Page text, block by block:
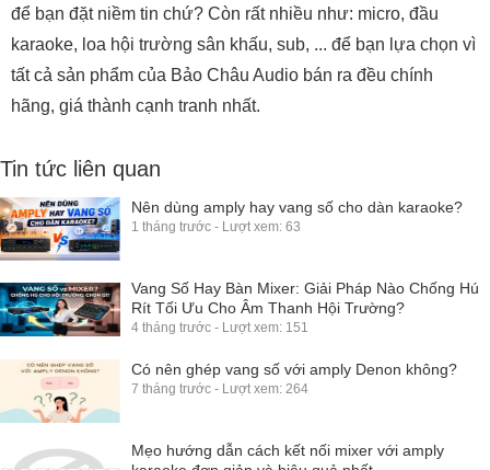
để bạn đặt niềm tin chứ? Còn rất nhiều như: micro, đầu
karaoke, loa hội trường sân khấu, sub, ... để bạn lựa chọn vì
tất cả sản phẩm của Bảo Châu Audio bán ra đều chính
hãng, giá thành cạnh tranh nhất.
Tin tức liên quan
Nên dùng amply hay vang số cho dàn karaoke?
1 tháng trước - Lượt xem: 63
Vang Số Hay Bàn Mixer: Giải Pháp Nào Chống Hú
Rít Tối Ưu Cho Âm Thanh Hội Trường?
4 tháng trước - Lượt xem: 151
Có nên ghép vang số với amply Denon không?
7 tháng trước - Lượt xem: 264
Mẹo hướng dẫn cách kết nối mixer với amply